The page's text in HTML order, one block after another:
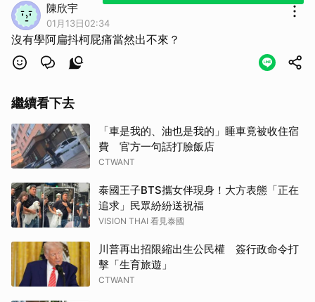
陳欣宇
01月13日02:34
沒有學阿扁抖柯屁痛當然出不來？
繼續看下去
「車是我的、油也是我的」睡車竟被收住宿
費 官方一句話打臉飯店
CTWANT
泰國王子BTS攜女伴現身！大方表態「正在
追求」民眾紛紛送祝福
VISION THAI 看見泰國
川普再出招限縮出生公民權 簽行政命令打
擊「生育旅遊」
CTWANT